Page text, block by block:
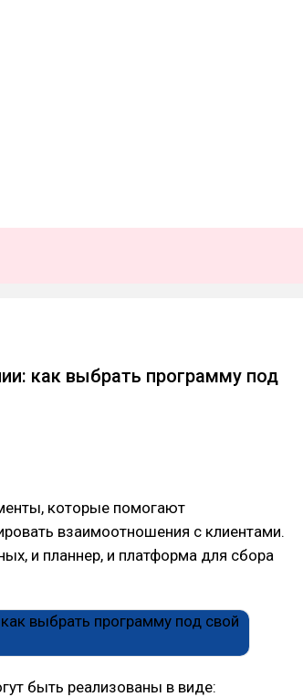
как выбрать программу под
которые помогают
взаимоотношения с клиентами.
и планнер, и платформа для сбора
быть реализованы в виде: